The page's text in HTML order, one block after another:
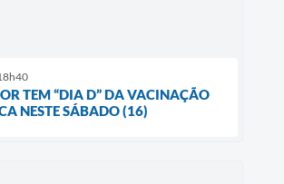
TEM “DIA D” DA VACINAÇÃO
NESTE SÁBADO (16)